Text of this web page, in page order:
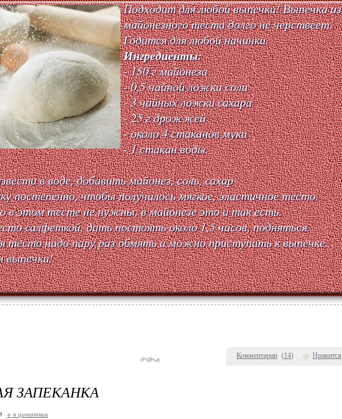
Комментарии (14) Нравится
Подходит для любой выпечки! Выпечка из
майонезного теста долго не черствеет.
Годится для любой начинки.
Ингредиенты:
- 150 г майонеза
- 0,5 чайной ложки соли
- 3 чайных ложки сахара
- 25 г дрожжей
- около 4 стаканов муки
- 1 стакан воды
в воде, добавить майонез, соль, сахар
постепенно, чтобы получилось мягкое, эластичное тесто.
в этом тесте не нужны, в майонезе это и так есть.
салфеткой, дать постоять около 1,5 часов, подняться.
тесто надо пару раз обмять и можно приступать к выпечке.
выпечки!
ЗАПЕКАНКА
+ в цитатник